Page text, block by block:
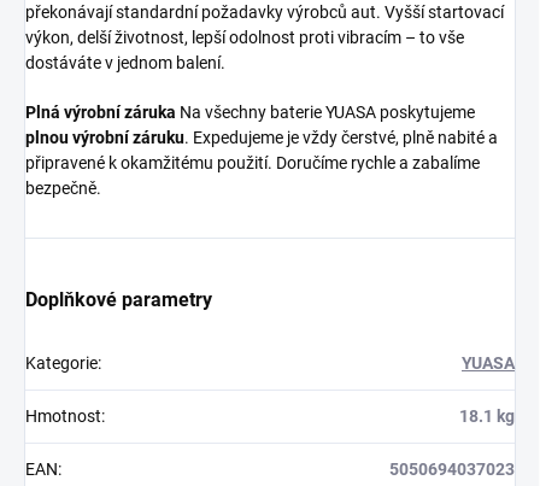
překonávají standardní požadavky výrobců aut. Vyšší startovací
výkon, delší životnost, lepší odolnost proti vibracím – to vše
dostáváte v jednom balení.
Plná výrobní záruka Na všechny baterie YUASA poskytujeme
plnou výrobní záruku. Expedujeme je vždy čerstvé, plně nabité a
připravené k okamžitému použití. Doručíme rychle a zabalíme
bezpečně.
Doplňkové parametry
Kategorie: YUASA
Hmotnost: 18.1 kg
EAN: 5050694037023